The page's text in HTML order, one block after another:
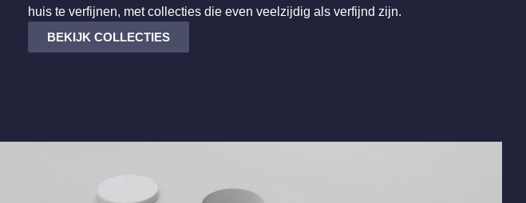
huis te verfijnen, met collecties die even veelzijdig als verfijnd zijn.
BEKIJK COLLECTIES